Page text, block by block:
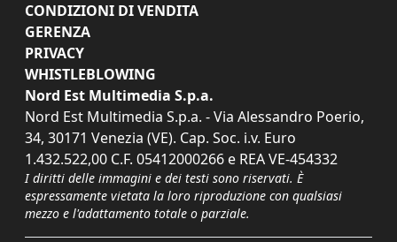
CONDIZIONI DI VENDITA
GERENZA
PRIVACY
WHISTLEBLOWING
Nord Est Multimedia S.p.a.
Nord Est Multimedia S.p.a. - Via Alessandro Poerio,
34, 30171 Venezia (VE). Cap. Soc. i.v. Euro
1.432.522,00 C.F. 05412000266 e REA VE-454332
I diritti delle immagini e dei testi sono riservati. È
espressamente vietata la loro riproduzione con qualsiasi
mezzo e l'adattamento totale o parziale.